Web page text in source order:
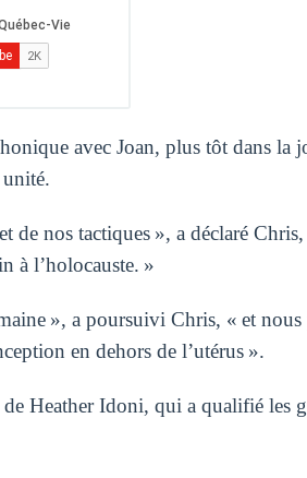
avec Joan, plus tôt dans la
de nos tactiques », a déclaré
à l’holocauste. »
», a poursuivi Chris, « et nous
en dehors de l’utérus ».
Heather Idoni, qui a qualifié les